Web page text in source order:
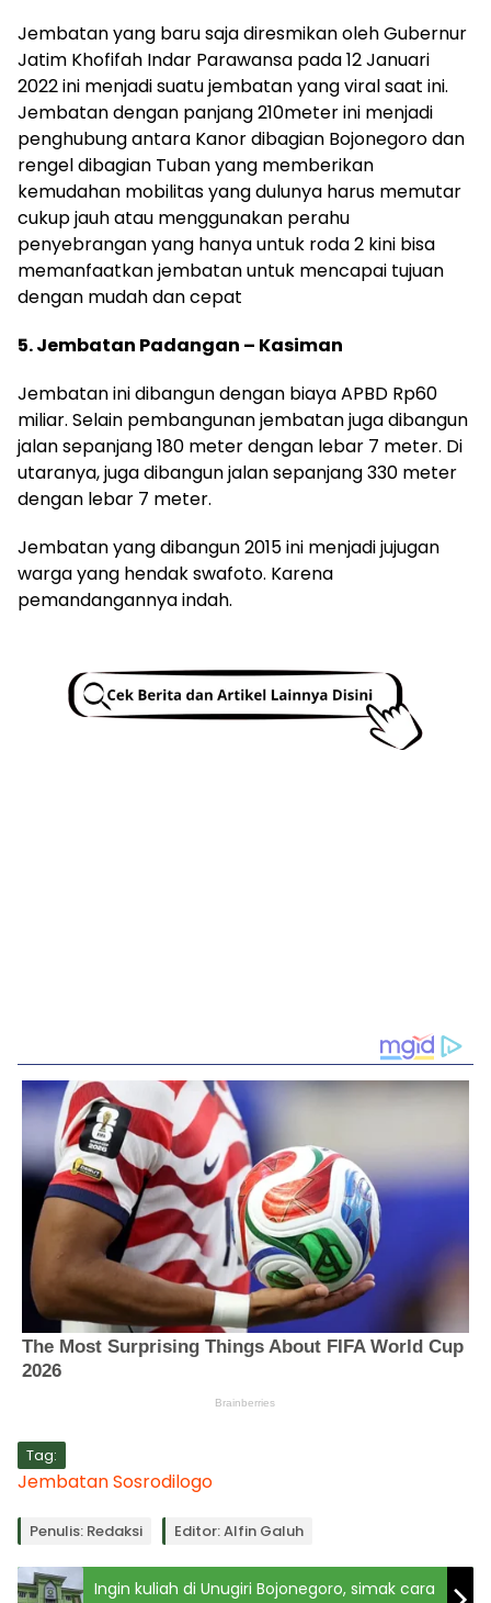
Jembatan yang baru saja diresmikan oleh Gubernur
Jatim Khofifah Indar Parawansa pada 12 Januari
2022 ini menjadi suatu jembatan yang viral saat ini.
Jembatan dengan panjang 210meter ini menjadi
penghubung antara Kanor dibagian Bojonegoro dan
rengel dibagian Tuban yang memberikan
kemudahan mobilitas yang dulunya harus memutar
cukup jauh atau menggunakan perahu
penyebrangan yang hanya untuk roda 2 kini bisa
memanfaatkan jembatan untuk mencapai tujuan
dengan mudah dan cepat
5. Jembatan Padangan – Kasiman
Jembatan ini dibangun dengan biaya APBD Rp60
miliar. Selain pembangunan jembatan juga dibangun
jalan sepanjang 180 meter dengan lebar 7 meter. Di
utaranya, juga dibangun jalan sepanjang 330 meter
dengan lebar 7 meter.
Jembatan yang dibangun 2015 ini menjadi jujugan
warga yang hendak swafoto. Karena
pemandangannya indah.
Tag:
Jembatan Sosrodilogo
Penulis: Redaksi Editor: Alfin Galuh
Ingin kuliah di Unugiri Bojonegoro, simak cara